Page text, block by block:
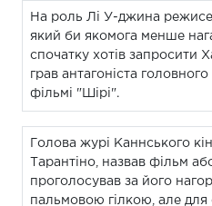
На роль Лі У-джина
який би якомога менше
спочатку хотів запросити
грав антагоніста
фільмі "Шірі".
Голова журі Каннського
Тарантіно, назвав фільм
проголосував за його
пальмовою гілкою, але для